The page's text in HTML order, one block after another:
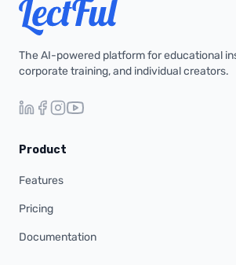
The AI-powered platform for educational
corporate training, and individual creators.
Product
Features
Pricing
Documentation